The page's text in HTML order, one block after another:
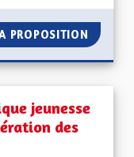
PROPOSITION
jeunesse
des